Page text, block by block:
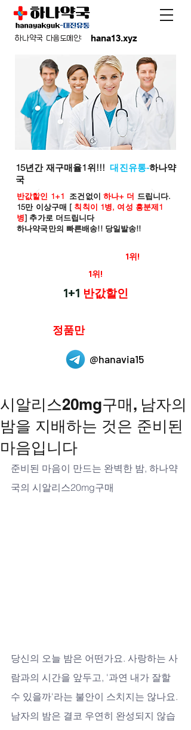
hana13.xyz
하나약국 다음도메인:
15년간 재구매율1위!!!대진유통-하나약
국
반값할인 1+1 조건없이 하나+ 더 드립니다.
15만 이상구매 [ 칙칙이 1병, 여성 흥분제1
병] 추가로 더드립니다
하나약국만의 빠른배송!! 당일발송!!
1위!
1위!
1+1 반값할인
정품만
@hanavia15
시알리스20mg구매, 남자의
밤을 지배하는 것은 준비된
마음입니다
준비된 마음이 만드는 완벽한 밤, 하나약
국의 시알리스20mg구매
당신의 오늘 밤은 어떤가요. 사랑하는 사
람과의 시간을 앞두고, '과연 내가 잘할
수 있을까'라는 불안이 스치지는 않나요.
남자의 밤은 결코 우연히 완성되지 않습